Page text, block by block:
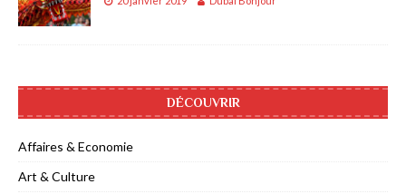
DÉCOUVRIR
Affaires & Economie
Art & Culture